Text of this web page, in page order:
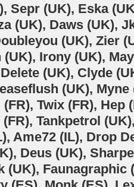
Sepr (UK), Eska
(UK), Daws (UK),
(UK), Zier
Irony (UK),
(UK), Clyde
(UK), Myne
Twix (FR), Hep
Tankpetrol
Ame72 (IL), Drop
Deus (UK),
(UK), Faunagraphic